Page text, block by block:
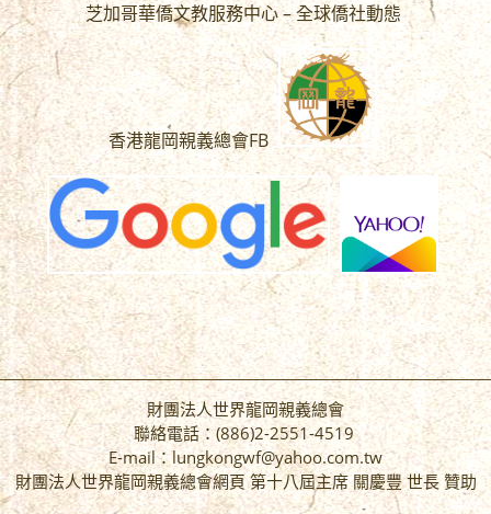
芝加哥華僑文教服務中心 – 全球僑社動態
香港龍岡親義總會FB
財團法人世界龍岡親義總會
聯絡電話：(886)2-2551-4519
E-mail：lungkongwf@yahoo.com.tw
財團法人世界龍岡親義總會網頁 第十八屆主席 關慶豐 世長 贊助